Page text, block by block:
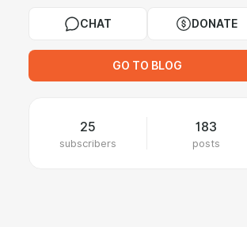
CHAT DONATE
GO TO BLOG
25
subscribers
183
posts